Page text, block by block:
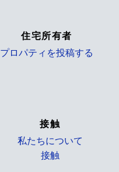
住宅所有者
プロパティを投稿する
接触
私たちについて
接触